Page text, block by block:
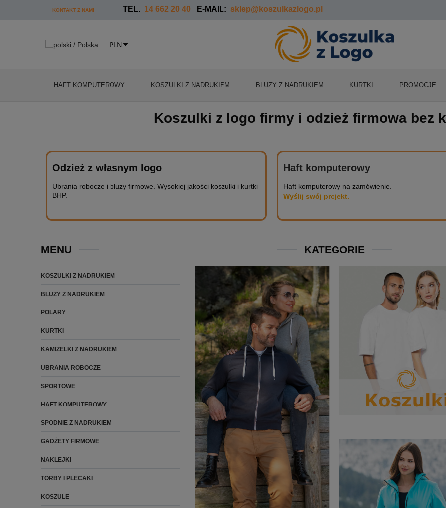
KONTAKT Z NAMI TEL. 14 662 20 40 E-MAIL: sklep@koszulkazlogo.pl
HAFT KOMPUTEROWY KOSZULKI Z NADRUKIEM BLUZY Z NADRUKIEM KURTKI PROMOCJE
Koszulki z logo firmy i odzież firmowa bez
Odzież z własnym logo
Ubrania robocze i bluzy firmowe. Wysokiej jakości koszulki i kurtki
BHP.
Haft komputerowy
Haft komputerowy na zamówienie.
Wyślij swój projekt.
MENU
KOSZULKI Z NADRUKIEM
BLUZY Z NADRUKIEM
POLARY
KURTKI
KAMIZELKI Z NADRUKIEM
UBRANIA ROBOCZE
SPORTOWE
HAFT KOMPUTEROWY
SPODNIE Z NADRUKIEM
GADŻETY FIRMOWE
NAKLEJKI
TORBY I PLECAKI
KOSZULE
KATEGORIE